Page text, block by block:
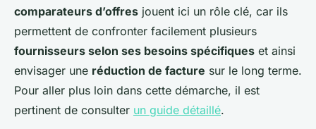
comparateurs d’offres jouent ici un rôle clé, car ils
permettent de confronter facilement plusieurs
fournisseurs selon ses besoins spécifiques et ainsi
envisager une réduction de facture sur le long terme.
Pour aller plus loin dans cette démarche, il est
pertinent de consulter un guide détaillé.